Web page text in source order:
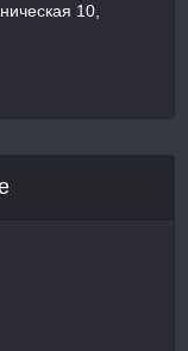
10,